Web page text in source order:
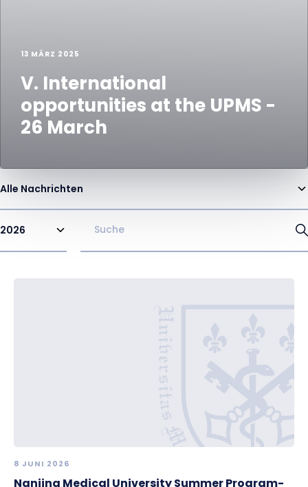
13 MÄRZ 2025
V. International
opportunities at the UPMS -
26 March
Alle Nachrichten
2026
8 JUNI 2026
Nanjing Medical University Summer Program-